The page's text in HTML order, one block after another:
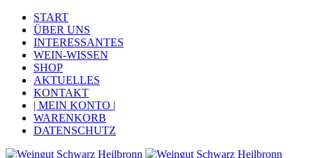
START
ÜBER UNS
INTERESSANTES
WEIN-WISSEN
SHOP
AKTUELLES
KONTAKT
| MEIN KONTO |
WARENKORB
DATENSCHUTZ